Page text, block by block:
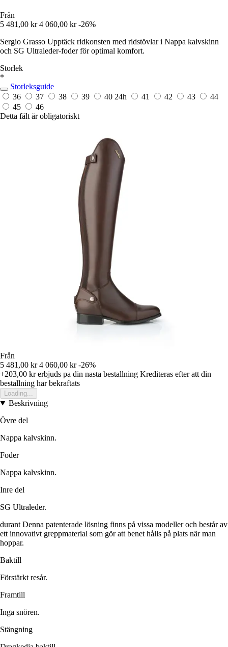
Från
5 481,00 kr 4 060,00 kr -26%
Sergio Grasso Upptäck ridkonsten med ridstövlar i Nappa kalvskinn
och SG Ultraleder-foder för optimal komfort.
Storlek
*
Storleksguide
36
37 38 39 40 24h 41 42 43
44
45
46
Detta fält är obligatoriskt
Från
5 481,00 kr 4 060,00 kr -26%
+203,00 krerbjuds pa din nasta bestallning Krediteras efter att din
bestallning har bekraftats
Loading...
Beskrivning
Övre del
Nappa kalvskinn.
Foder
Nappa kalvskinn.
Inre del
SG Ultraleder.
durant Denna patenterade lösning finns på vissa modeller och består av
ett innovativt greppmaterial som gör att benet hålls på plats när man
hoppar.
Baktill
Förstärkt resår.
Framtill
Inga snören.
Stängning